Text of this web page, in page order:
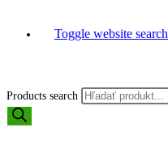
Toggle website search
Products search